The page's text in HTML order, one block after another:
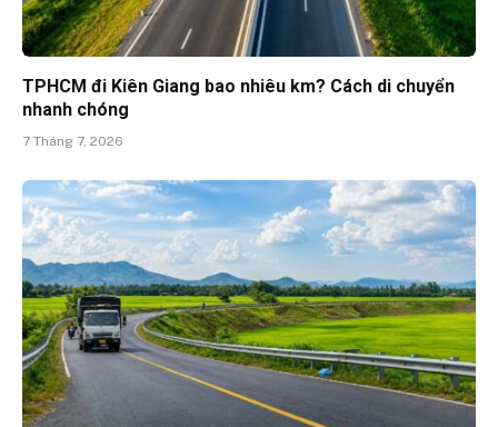
TPHCM đi Kiên Giang bao nhiêu km? Cách di chuyển
nhanh chóng
7 Tháng 7, 2026